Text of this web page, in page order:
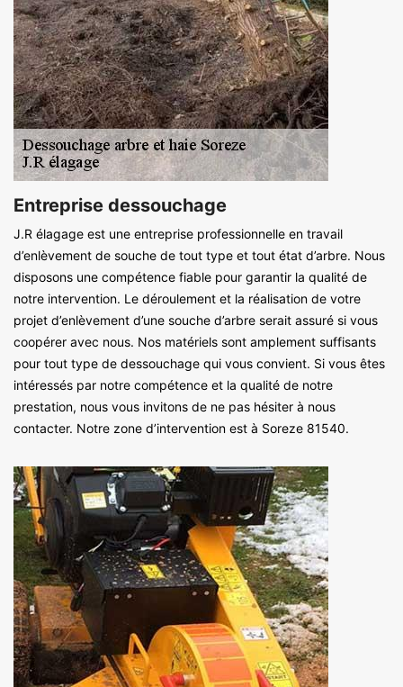
Entreprise dessouchage
J.R élagage est une entreprise professionnelle en travail
d’enlèvement de souche de tout type et tout état d’arbre. Nous
disposons une compétence fiable pour garantir la qualité de
notre intervention. Le déroulement et la réalisation de votre
projet d’enlèvement d’une souche d’arbre serait assuré si vous
coopérer avec nous. Nos matériels sont amplement suffisants
pour tout type de dessouchage qui vous convient. Si vous êtes
intéressés par notre compétence et la qualité de notre
prestation, nous vous invitons de ne pas hésiter à nous
contacter. Notre zone d’intervention est à Soreze 81540.